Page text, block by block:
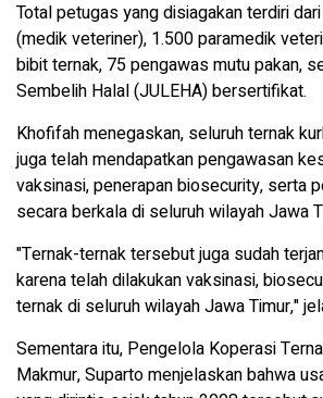
Total petugas yang disiagakan terdiri
(medik veteriner), 1.500 paramedik
bibit ternak, 75 pengawas mutu pakan,
Sembelih Halal (JULEHA) bersertifikat.
Khofifah menegaskan, seluruh ternak
juga telah mendapatkan pengawasan
vaksinasi, penerapan biosecurity, serta
secara berkala di seluruh wilayah Jawa
"Ternak-ternak tersebut juga sudah
karena telah dilakukan vaksinasi,
ternak di seluruh wilayah Jawa Timur,"
Sementara itu, Pengelola Koperasi
Makmur, Suparto menjelaskan bahwa